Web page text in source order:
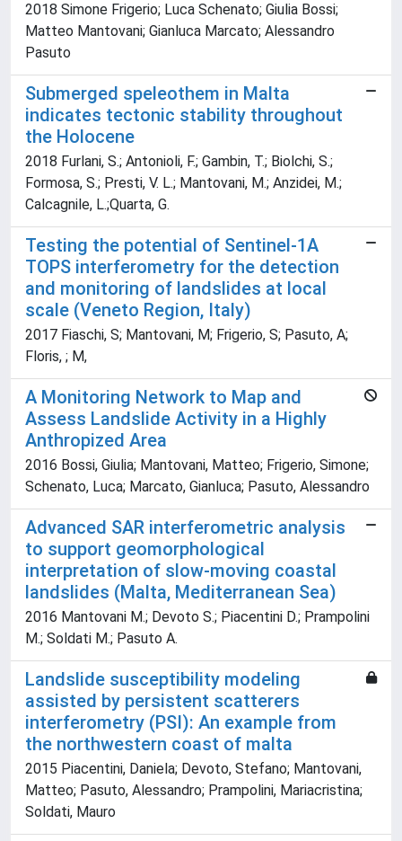
2018 Simone Frigerio; Luca Schenato; Giulia Bossi;
Matteo Mantovani; Gianluca Marcato; Alessandro
Pasuto
Submerged speleothem in Malta
indicates tectonic stability throughout
the Holocene
2018 Furlani, S.; Antonioli, F.; Gambin, T.; Biolchi, S.;
Formosa, S.; Presti, V. L.; Mantovani, M.; Anzidei, M.;
Calcagnile, L.;Quarta, G.
Testing the potential of Sentinel-1A
TOPS interferometry for the detection
and monitoring of landslides at local
scale (Veneto Region, Italy)
2017 Fiaschi, S; Mantovani, M; Frigerio, S; Pasuto, A;
Floris, ; M,
A Monitoring Network to Map and
Assess Landslide Activity in a Highly
Anthropized Area
2016 Bossi, Giulia; Mantovani, Matteo; Frigerio, Simone;
Schenato, Luca; Marcato, Gianluca; Pasuto, Alessandro
Advanced SAR interferometric analysis
to support geomorphological
interpretation of slow-moving coastal
landslides (Malta, Mediterranean Sea)
2016 Mantovani M.; Devoto S.; Piacentini D.; Prampolini
M.; Soldati M.; Pasuto A.
Landslide susceptibility modeling
assisted by persistent scatterers
interferometry (PSI): An example from
the northwestern coast of malta
2015 Piacentini, Daniela; Devoto, Stefano; Mantovani,
Matteo; Pasuto, Alessandro; Prampolini, Mariacristina;
Soldati, Mauro